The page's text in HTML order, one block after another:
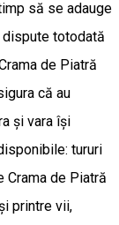
să se adauge
dispute totodată
de Piatră
că au
și vara își
tururi
Crama de Piatră
printre vii,